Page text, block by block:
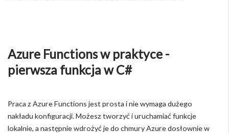
Azure Functions w praktyce -
pierwsza funkcja w C#
Praca z Azure Functions jest prosta i nie wymaga dużego
nakładu konfiguracji. Możesz tworzyć i uruchamiać funkcje
lokalnie, a następnie wdrożyć je do chmury Azure dosłownie w